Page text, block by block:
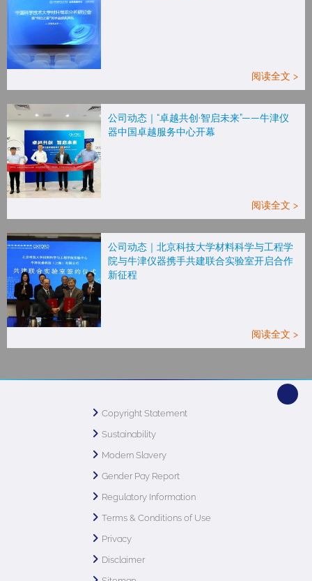
阅读全文 >
公司动态｜“卓越共创·智启未来”——牛津仪
器中国卓越服务中心开幕
阅读全文 >
公司动态｜北京科技大学材料科学与工程学
院与牛津仪器携手共建联合实验室开启合作
新征程
阅读全文 >
Copyright Statement
Sustainability
Modern Slavery
Gender Pay Report
Regulatory Information
Terms & Conditions of Use
Privacy
Disclaimer